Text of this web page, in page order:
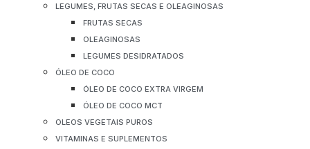
LEGUMES, FRUTAS SECAS E OLEAGINOSAS
FRUTAS SECAS
OLEAGINOSAS
LEGUMES DESIDRATADOS
ÓLEO DE COCO
ÓLEO DE COCO EXTRA VIRGEM
ÓLEO DE COCO MCT
OLEOS VEGETAIS PUROS
VITAMINAS E SUPLEMENTOS